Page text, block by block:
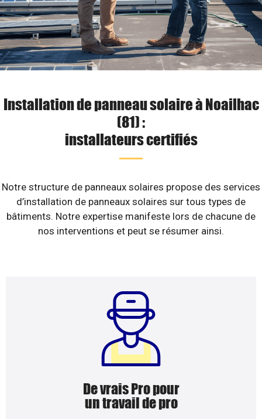
Installation de panneau solaire à Noailhac
(81) :
installateurs certifiés
Notre structure de panneaux solaires propose des services
d’installation de panneaux solaires sur tous types de
bâtiments. Notre expertise manifeste lors de chacune de
nos interventions et peut se résumer ainsi.
De vrais Pro pour
un travail de pro